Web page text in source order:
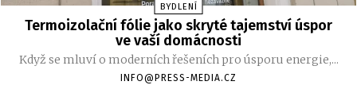
BYDLENÍ
Termoizolační fólie jako skryté tajemství úspor
ve vaší domácnosti
Když se mluví o moderních řešeních pro úsporu energie,...
INFO@PRESS-MEDIA.CZ